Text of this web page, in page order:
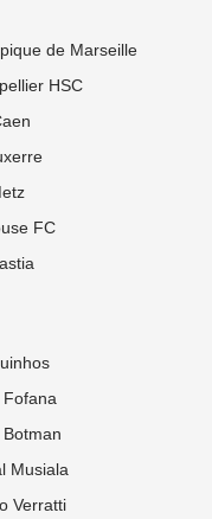
offensives lilloises pour
pour renouveler la
contre le Sparta
un défenseur
de Marseille
HSC
FC
Fofana
Musiala
Verratti